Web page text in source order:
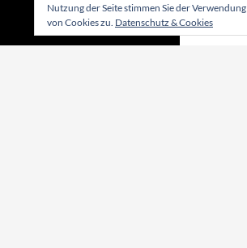
Nutzung der Seite stimmen Sie der Verwendung
von Cookies zu. Datenschutz & Cookies